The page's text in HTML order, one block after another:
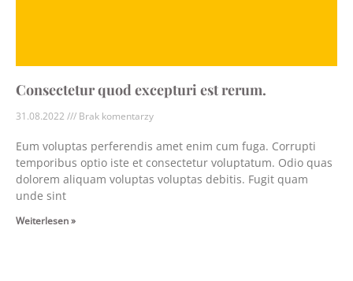
Consectetur quod excepturi est rerum.
31.08.2022 Brak komentarzy
Eum voluptas perferendis amet enim cum fuga. Corrupti
temporibus optio iste et consectetur voluptatum. Odio quas
dolorem aliquam voluptas voluptas debitis. Fugit quam
unde sint
Weiterlesen »